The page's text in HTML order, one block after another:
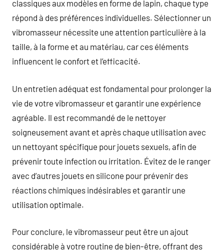
classiques aux modèles en forme de lapin, chaque type
répond à des préférences individuelles. Sélectionner un
vibromasseur nécessite une attention particulière à la
taille, à la forme et au matériau, car ces éléments
influencent le confort et l’efficacité.
Un entretien adéquat est fondamental pour prolonger la
vie de votre vibromasseur et garantir une expérience
agréable. Il est recommandé de le nettoyer
soigneusement avant et après chaque utilisation avec
un nettoyant spécifique pour jouets sexuels, afin de
prévenir toute infection ou irritation. Évitez de le ranger
avec d’autres jouets en silicone pour prévenir des
réactions chimiques indésirables et garantir une
utilisation optimale.
Pour conclure, le vibromasseur peut être un ajout
considérable à votre routine de bien-être, offrant des